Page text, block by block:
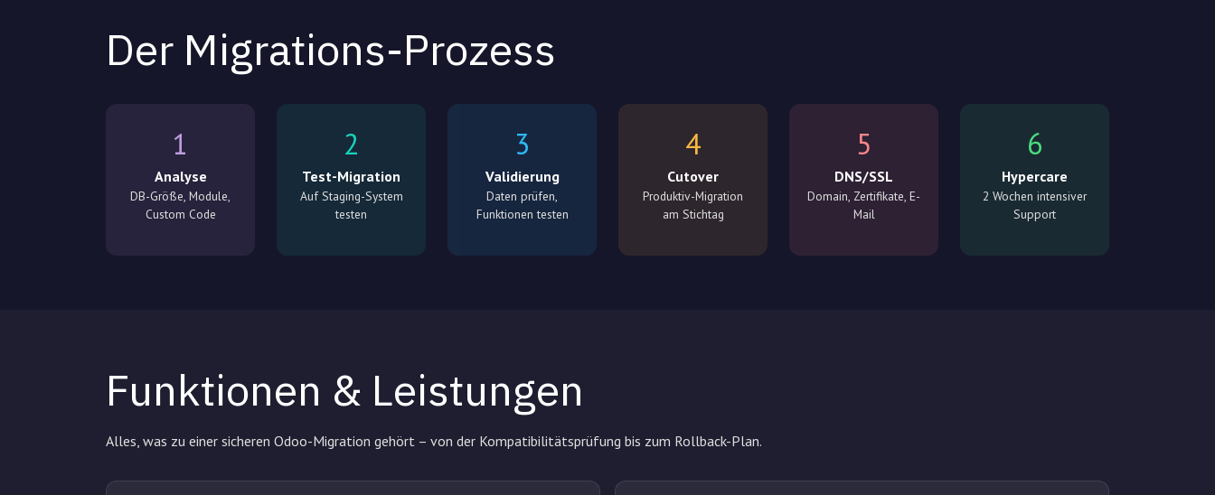
Der Migrations-Prozess
1
Analyse
DB-Größe, Module,
Custom Code
2
Test-Migration
Auf Staging-System
testen
3
Validierung
Daten prüfen,
Funktionen testen
4
Cutover
Produktiv-Migration
am Stichtag
5
DNS/SSL
Domain, Zertifikate, E-
Mail
6
Hypercare
2 Wochen intensiver
Support
Funktionen & Leistungen
Alles, was zu einer sicheren Odoo-Migration gehört – von der Kompatibilitätsprüfung bis zum Rollback-Plan.